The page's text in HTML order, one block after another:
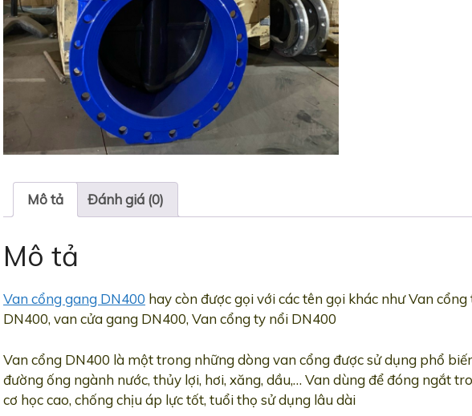
Mô tả Đánh giá (0)
Mô tả
Van cổng gang DN400 hay còn được gọi với các tên gọi khác như Van
DN400, van cửa gang DN400, Van cổng ty nổi DN400
Van cổng DN400 là một trong những dòng van cổng được sử dụng phổ
đường ống ngành nước, thủy lợi, hơi, xăng, dầu,… Van dùng để đóng ngắt
cơ học cao, chống chịu áp lực tốt, tuổi thọ sử dụng lâu dài